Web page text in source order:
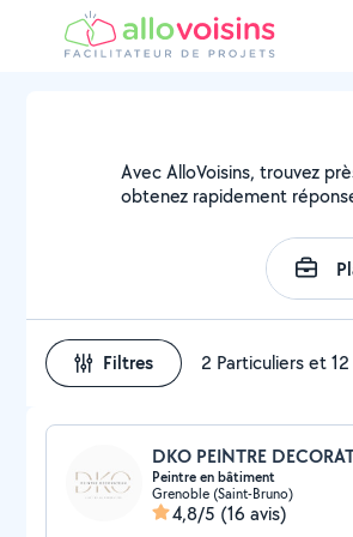
Avec AlloVoisins, trouvez
obtenez rapidement
Filtres 2 Particuliers et
DKO PEINTRE
Peintre en bâtiment
Grenoble (Saint-Bruno)
4,8/5 (16 avis)